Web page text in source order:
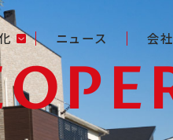
ニュース 会